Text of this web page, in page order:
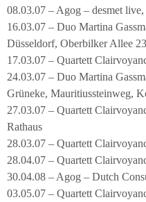
08.03.07 – Agog – desmet
16.03.07 – Duo Martina
Düsseldorf, Oberbilker Allee
17.03.07 – Quartett
24.03.07 – Duo Martina
Grüneke, Mauritiussteinweg,
27.03.07 – Quartett
Rathaus
28.03.07 – Quartett
28.04.07 – Quartett
30.04.08 – Agog – Dutch
03.05.07 – Quartett